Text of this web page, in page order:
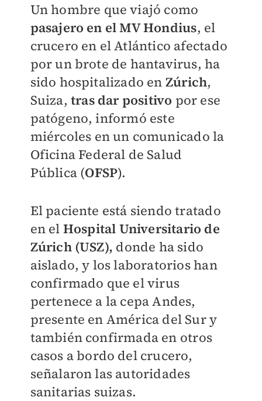
Un hombre que viajó como
pasajero en el MV Hondius, el
crucero en el Atlántico afectado
por un brote de hantavirus, ha
sido hospitalizado en Zúrich,
Suiza, tras dar positivo por ese
patógeno, informó este
miércoles en un comunicado la
Oficina Federal de Salud
Pública (OFSP).
El paciente está siendo tratado
en el Hospital Universitario de
Zúrich (USZ), donde ha sido
aislado, y los laboratorios han
confirmado que el virus
pertenece a la cepa Andes,
presente en América del Sur y
también confirmada en otros
casos a bordo del crucero,
señalaron las autoridades
sanitarias suizas.